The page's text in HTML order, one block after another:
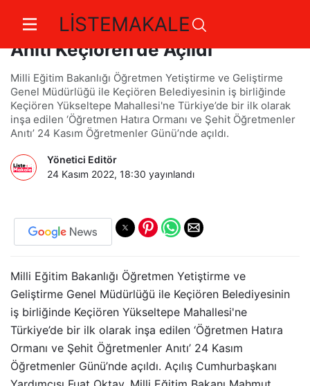
LİSTEMAKALE
Türkiye’nin İlk Şehit Öğretmenler
Anıtı Keçiören’de Açıldı
Milli Eğitim Bakanlığı Öğretmen Yetiştirme ve Geliştirme
Genel Müdürlüğü ile Keçiören Belediyesinin iş birliğinde
Keçiören Yükseltepe Mahallesi'ne Türkiye’de bir ilk olarak
inşa edilen ‘Öğretmen Hatıra Ormanı ve Şehit Öğretmenler
Anıtı’ 24 Kasım Öğretmenler Günü’nde açıldı.
Yönetici Editör
24 Kasım 2022, 18:30 yayınlandı
Milli Eğitim Bakanlığı Öğretmen Yetiştirme ve
Geliştirme Genel Müdürlüğü ile Keçiören Belediyesinin
iş birliğinde Keçiören Yükseltepe Mahallesi'ne
Türkiye’de bir ilk olarak inşa edilen ‘Öğretmen Hatıra
Ormanı ve Şehit Öğretmenler Anıtı’ 24 Kasım
Öğretmenler Günü’nde açıldı. Açılış Cumhurbaşkanı